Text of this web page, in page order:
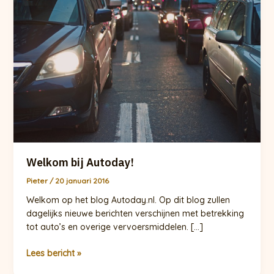
Welkom bij Autoday!
Pieter/ 20 januari 2016
Welkom op het blog Autoday.nl. Op dit blog zullen
dagelijks nieuwe berichten verschijnen met betrekking
tot auto’s en overige vervoersmiddelen. […]
Welkom
Lees bericht »